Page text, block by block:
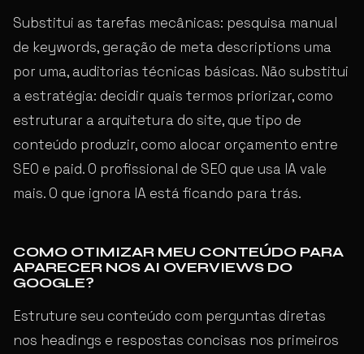
Substitui as tarefas mecânicas: pesquisa manual
de keywords, geração de meta descriptions uma
por uma, auditorias técnicas básicas. Não substitui
a estratégia: decidir quais termos priorizar, como
estruturar a arquitetura do site, que tipo de
conteúdo produzir, como alocar orçamento entre
SEO e paid. O profissional de SEO que usa IA vale
mais. O que ignora IA está ficando para trás.
COMO OTIMIZAR MEU CONTEÚDO PARA
APARECER NOS AI OVERVIEWS DO
GOOGLE?
Estruture seu conteúdo com perguntas diretas
nos headings e respostas concisas nos primeiros